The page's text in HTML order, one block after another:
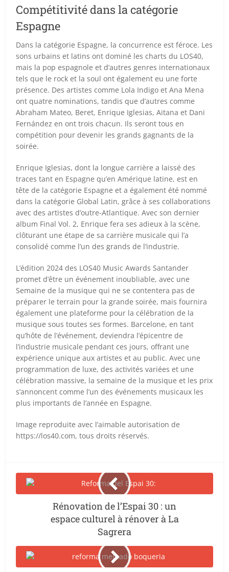
Compétitivité dans la catégorie
Espagne
Dans la catégorie Espagne, la concurrence est féroce. Les
sons urbains et latins ont dominé les charts du LOS40,
mais la pop espagnole et d’autres genres internationaux
tels que le rock et la soul ont également eu une forte
présence. Des artistes comme Lola Indigo et Ana Mena
ont quatre nominations, tandis que d’autres comme
Abraham Mateo, Beret, Enrique Iglesias, Aitana et Dani
Fernández en ont trois chacun. Ils seront tous en
compétition pour devenir les grands gagnants de la
soirée.
Enrique Iglesias, dont la longue carrière a laissé des
traces tant en Espagne qu’en Amérique latine, est en
tête de la catégorie Espagne et a également été nommé
dans la catégorie Global Latin, grâce à ses collaborations
avec des artistes d’outre-Atlantique. Avec son dernier
album Final Vol. 2, Enrique fera ses adieux à la scène,
clôturant une étape de sa carrière musicale qui l’a
consolidé comme l’un des grands de l’industrie.
L’édition 2024 des LOS40 Music Awards Santander
promet d’être un événement inoubliable, avec une
Semaine de la musique qui ne se contentera pas de
préparer le terrain pour la grande soirée, mais fournira
également une plateforme pour la célébration de la
musique sous toutes ses formes. Barcelone, en tant
qu’hôte de l’événement, deviendra l’épicentre de
l’industrie musicale pendant ces jours, offrant une
expérience unique aux artistes et au public. Avec une
programmation de luxe, des activités variées et une
célébration massive, la semaine de la musique et les prix
s’annoncent comme l’un des événements musicaux les
plus importants de l’année en Espagne.
Image reproduite avec l’aimable autorisation de
https://los40.com, tous droits réservés.
Rénovation de l’Espai 30 : un
espace culturel à rénover à La
Sagrera